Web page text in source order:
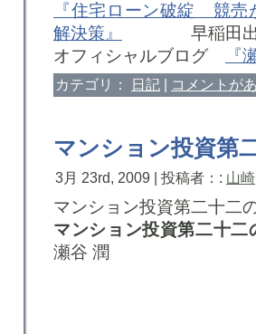
『住宅ローン破綻 競売
解決策』
早稲田出
オフィシャルブログ
『
カテゴリ： 日記 | コメントが
マンション投資第
3月 23rd, 2009 | 投稿者：: 山崎
マンション投資第二十二
マンション投資第二十二
瀬谷 潤